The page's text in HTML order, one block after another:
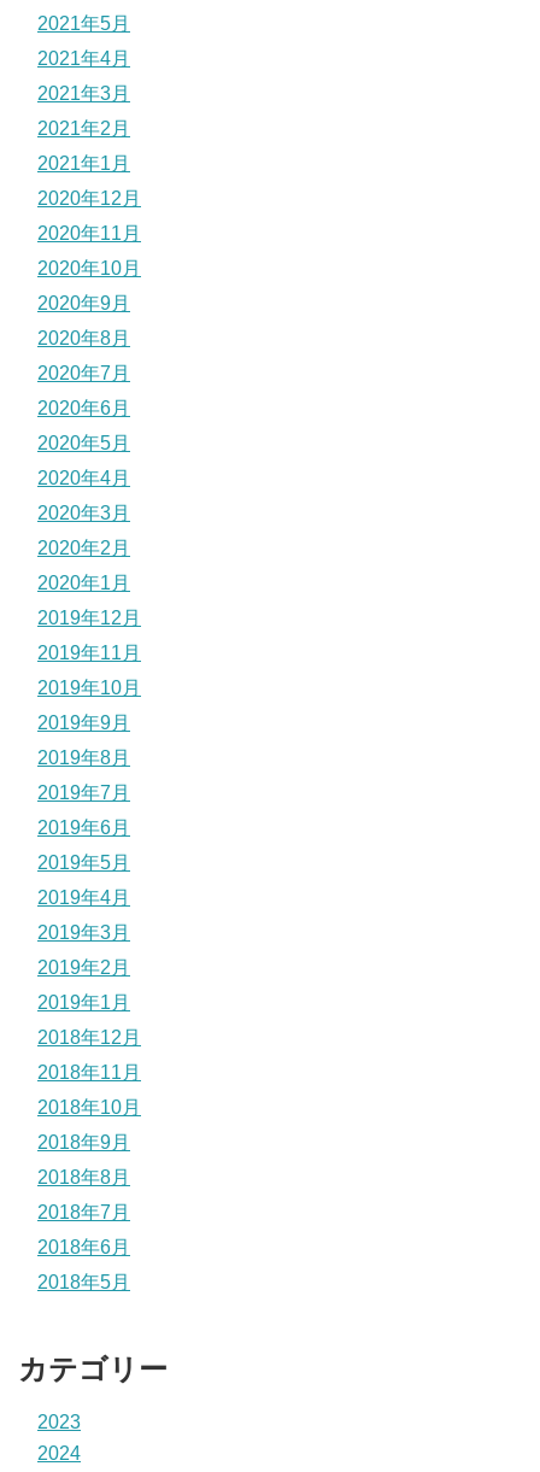
2021年5月
2021年4月
2021年3月
2021年2月
2021年1月
2020年12月
2020年11月
2020年10月
2020年9月
2020年8月
2020年7月
2020年6月
2020年5月
2020年4月
2020年3月
2020年2月
2020年1月
2019年12月
2019年11月
2019年10月
2019年9月
2019年8月
2019年7月
2019年6月
2019年5月
2019年4月
2019年3月
2019年2月
2019年1月
2018年12月
2018年11月
2018年10月
2018年9月
2018年8月
2018年7月
2018年6月
2018年5月
カテゴリー
2023
2024